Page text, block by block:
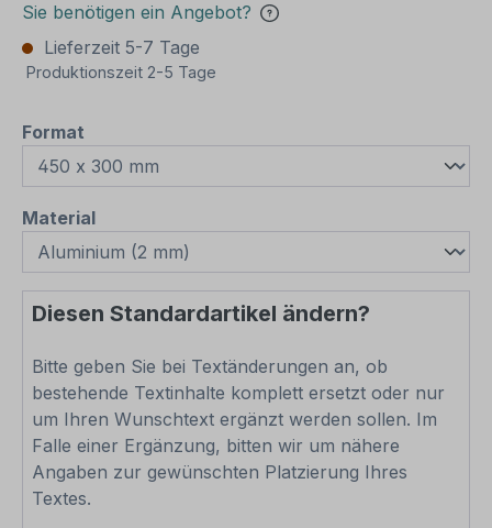
Sie benötigen ein Angebot?
Lieferzeit 5-7 Tage
Produktionszeit 2-5 Tage
Format
Materialauswählen
Diesen Standardartikel ändern?
Bitte geben Sie bei Textänderungen an, ob
bestehende Textinhalte komplett ersetzt oder nur
um Ihren Wunschtext ergänzt werden sollen. Im
Falle einer Ergänzung, bitten wir um nähere
Angaben zur gewünschten Platzierung Ihres
Textes.